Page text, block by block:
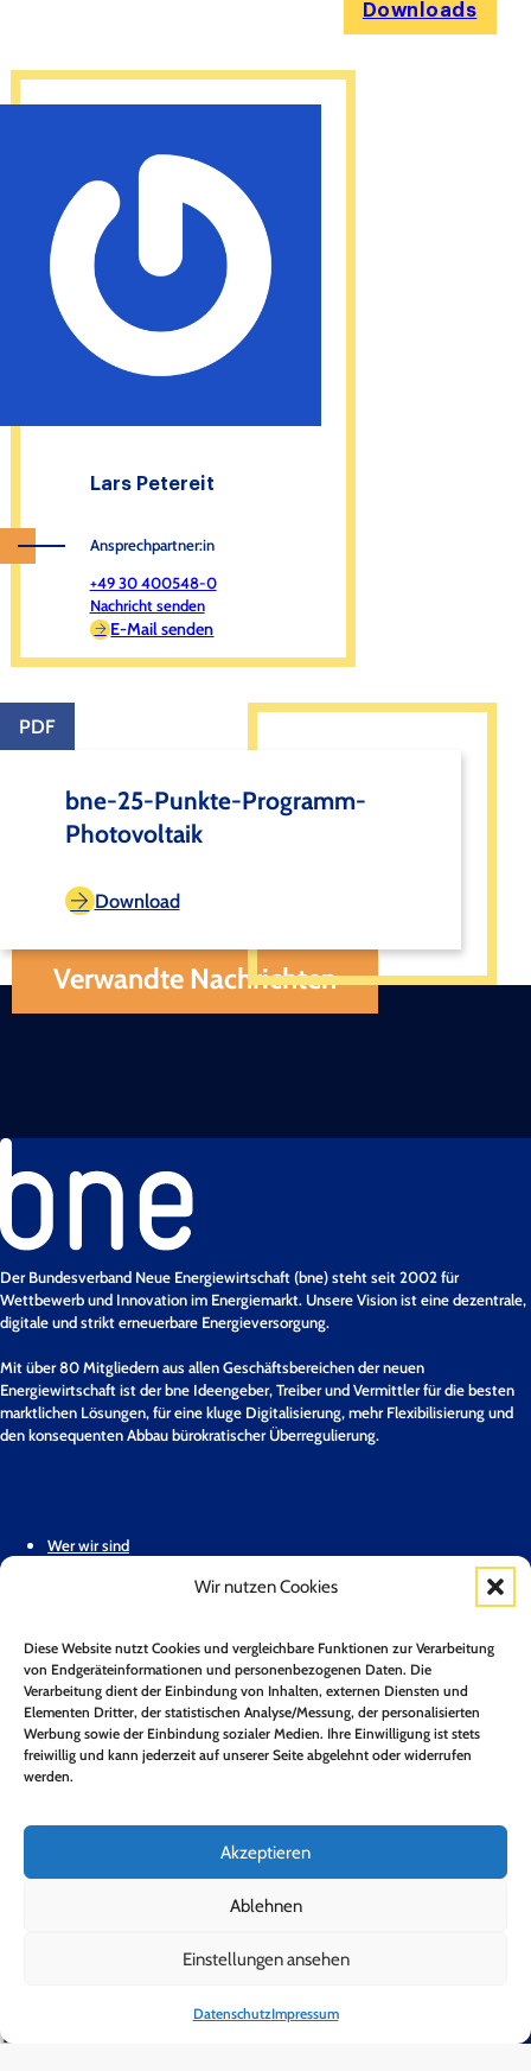
Wir nutzen Cookies
Diese Website nutzt Cookies und vergleichbare Funktionen zur Verarbeitung
von Endgeräteinformationen und personenbezogenen Daten. Die
Verarbeitung dient der Einbindung von Inhalten, externen Diensten und
Elementen Dritter, der statistischen Analyse/Messung, der personalisierten
Werbung sowie der Einbindung sozialer Medien. Ihre Einwilligung ist stets
freiwillig und kann jederzeit auf unserer Seite abgelehnt oder widerrufen
werden.
Akzeptieren
Ablehnen
Einstellungen ansehen
DatenschutzImpressum
Downloads
Lars Petereit
Ansprechpartner:in
+49 30 400548-0
Nachricht senden
E-Mail senden
PDF
bne-25-Punkte-Programm-
Photovoltaik
Download
Verwandte Nachrichten
Der Bundesverband Neue Energiewirtschaft (bne) steht seit 2002 für
Wettbewerb und Innovation im Energiemarkt. Unsere Vision ist eine dezentrale,
digitale und strikt erneuerbare Energieversorgung.
Mit über 80 Mitgliedern aus allen Geschäftsbereichen der neuen
Energiewirtschaft ist der bne Ideengeber, Treiber und Vermittler für die besten
marktlichen Lösungen, für eine kluge Digitalisierung, mehr Flexibilisierung und
den konsequenten Abbau bürokratischer Überregulierung.
Wer wir sind
Stellungnahmen & Positionspapiere
Unsere Mitglieder
Geschäftsstelle
Pressemitteilungen
Mitglied werden
Kontakt
Mitgliederbereich
Jetzt Anmelden!
Folge uns auf LinkedIn